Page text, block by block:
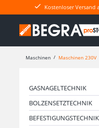
Kostenloser Versand
Maschinen Maschinen 230V
GASNAGELTECHNIK
BOLZENSETZTECHNIK
BEFESTIGUNGSTECHNIK